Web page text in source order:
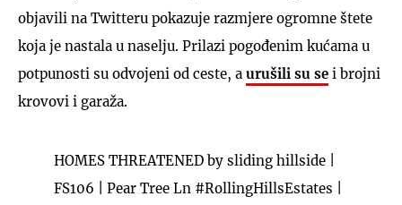
objavili na Twitteru pokazuje razmjere ogromne štete
koja je nastala u naselju. Prilazi pogođenim kućama u
potpunosti su odvojeni od ceste, a urušili su se i brojni
krovovi i garaža.
HOMES THREATENED by sliding hillside |
FS106 | Pear Tree Ln #RollingHillsEstates